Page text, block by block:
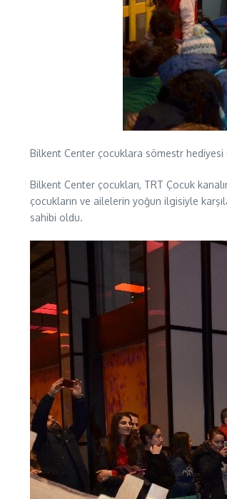
Bilkent Center çocuklara sömestr
Bilkent Center çocukları, TRT Çocuk
çocukların ve ailelerin yoğun ilgisiyle
sahibi oldu.